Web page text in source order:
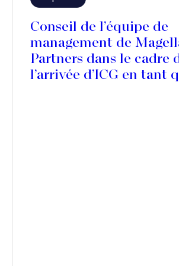
Conseil de l’équipe de
management de
Partners dans le cadre
l’arrivée d’ICG en tant